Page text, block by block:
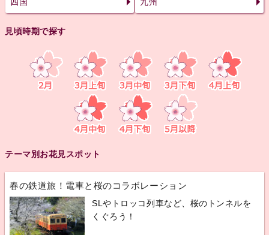
見頃時期で探す
テーマ別お花見スポット
春の鉄道旅！電車と桜のコラボレーション
SLやトロッコ列車など、桜のトンネルを
くぐろう！